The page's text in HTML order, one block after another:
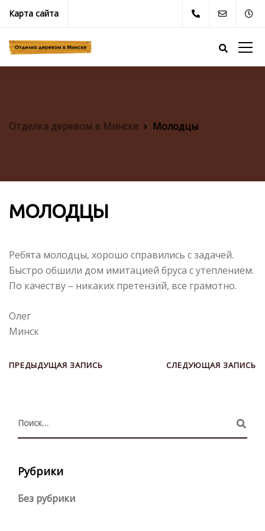
Карта сайта
Отделка деревом в Минске Молодцы
МОЛОДЦЫ
Ребята молодцы, хорошо справились с задачей.
Быстро обшили дом имитацией бруса с утеплением.
По качеству – никаких претензий, все грамотно.
Олег
Минск
ПРЕДЫДУЩАЯ ЗАПИСЬ СЛЕДУЮЩАЯ ЗАПИСЬ
Рубрики
Без рубрики